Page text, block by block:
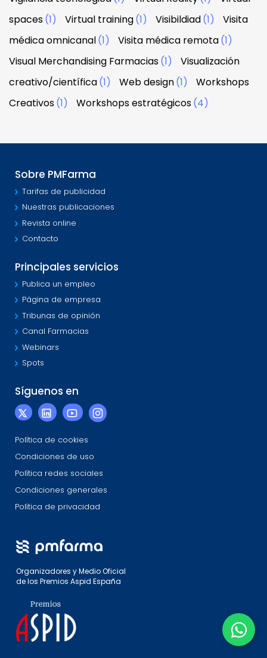
spaces(1) Virtual training(1) Visibildiad(1)
Visita
médica omnicanal(1) Visita médica remota(1)
Visual Merchandising Farmacias(1)
Visualización
creativo/científica(1) Web design(1)
Workshops
Creativos(1) Workshops estratégicos(4)
Sobre PMFarma
Tarifas de publicidad
Nuestras publicaciones
Revista online
Contacto
Principales servicios
Publica un empleo
Página de empresa
Tribunas de opinión
Canal Farmacias
Webinars
Spots
Síguenos en
Política de cookies
Condiciones de uso
Política redes sociales
Condiciones generales
Política de privacidad
Organizadores y Medio Oficial
de los Premios Aspid España